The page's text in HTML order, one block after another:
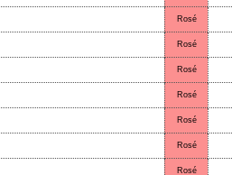
Rosé
Rosé
Rosé
Rosé
Rosé
Rosé
Rosé